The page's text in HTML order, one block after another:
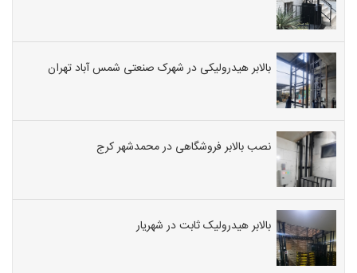
بالابر هیدرولیکی در شهرک صنعتی شمس آباد تهران
نصب بالابر فروشگاهی در محمدشهر کرج
بالابر هیدرولیک ثابت در شهریار